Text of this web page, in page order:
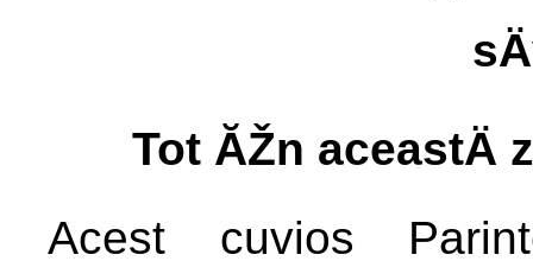
Tot ĂŽn
Acest cuvios